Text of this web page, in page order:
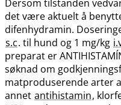
Dersom tilstanden
det være aktuelt å
difenhydramin.
s.c. til hund og 1 mg/kg
preparat er
søknad om
matproduserende arter
annet antihistamin,